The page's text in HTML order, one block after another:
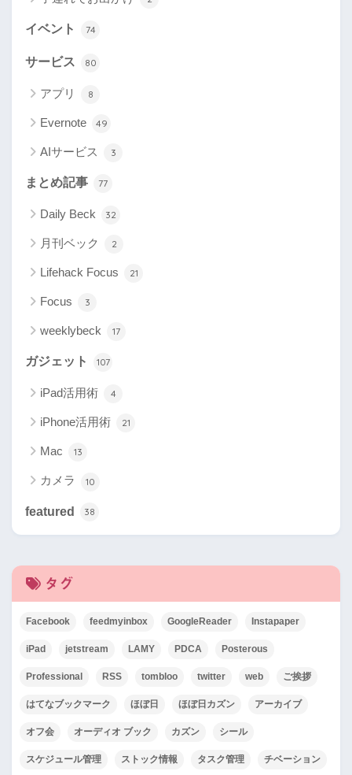
イベント 74
サービス 80
アプリ 8
Evernote 49
AIサービス 3
まとめ記事 77
Daily Beck 32
月刊ベック 2
Lifehack Focus 21
Focus 3
weeklybeck 17
ガジェット 107
iPad活用術 4
iPhone活用術 21
Mac 13
カメラ 10
featured 38
タグ
Facebook feedmyinbox GoogleReader Instapaper
iPad jetstream LAMY PDCA Posterous
Professional RSS tombloo twitter web ご挨拶
はてなブックマーク ほぼ日 ほぼ日カズン アーカイブ
オフ会 オーディオ ブック カズン シール
スケジュール管理 ストック情報 タスク管理 チベーション